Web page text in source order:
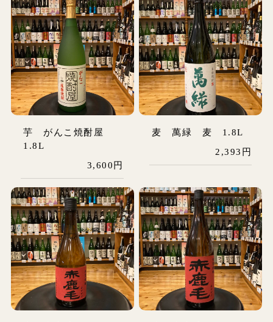
芋 がんこ焼酎屋
1.8L
3,600円
麦 萬緑 麦 1.8L
2,393円